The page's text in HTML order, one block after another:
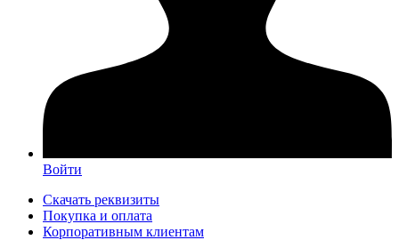
Войти
Скачать реквизиты
Покупка и оплата
Корпоративным клиентам